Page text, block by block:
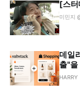
[스터
미민지
데일
출"을
HARRY